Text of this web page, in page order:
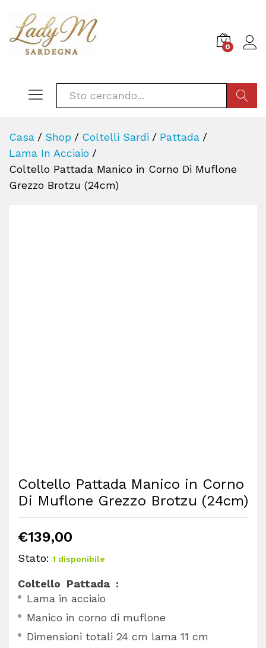
0
Casa / Shop / Coltelli Sardi / Pattada /
Lama In Acciaio /
Coltello Pattada Manico in Corno Di Muflone
Grezzo Brotzu (24cm)
Coltello Pattada Manico in Corno
Di Muflone Grezzo Brotzu (24cm)
€139,00
Stato: 1 disponibile
Coltello Pattada :
Lama in acciaio
Manico in corno di muflone
Dimensioni totali 24 cm lama 11 cm